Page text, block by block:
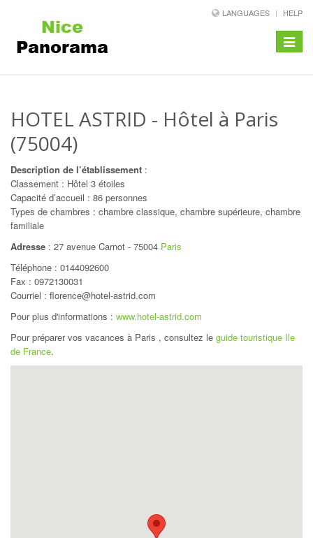
LANGUAGES HELP
Toggle
HOTEL ASTRID - Hôtel à Paris
(75004)
Description de l’établissement :
Classement : Hôtel 3 étoiles
Capacité d’accueil : 86 personnes
Types de chambres : chambre classique, chambre supérieure, chambre
familiale
Adresse : 27 avenue Carnot - 75004 Paris
Téléphone : 0144092600
Fax : 0972130031
Courriel : florence@hotel-astrid.com
Pour plus d'informations : www.hotel-astrid.com
Pour préparer vos vacances à Paris , consultez le guide touristique Ile
de France.